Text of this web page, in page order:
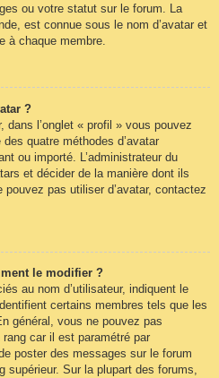
ou votre statut sur le forum. La
est connue sous le nom d’avatar et
à chaque membre.
?
dans l’onglet « profil » vous pouvez
quatre méthodes d’avatar
ou importé. L’administrateur du
et décider de la manière dont ils
pas utiliser d’avatar, contactez
le modifier ?
au nom d’utilisateur, indiquent le
certains membres tels que les
général, vous ne pouvez pas
rang car il est paramétré par
poster des messages sur le forum
supérieur. Sur la plupart des forums,